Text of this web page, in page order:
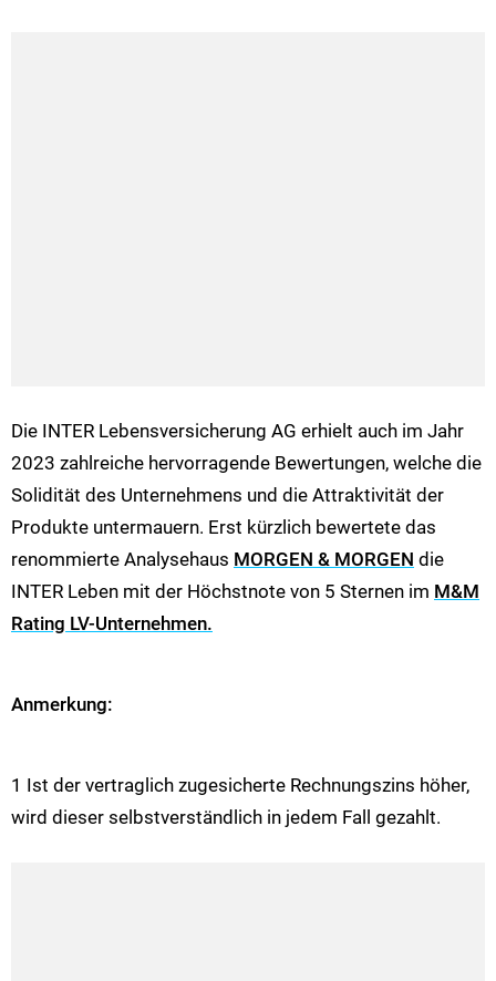
Die INTER Lebensversicherung AG erhielt auch im Jahr
2023 zahlreiche hervorragende Bewertungen, welche die
Solidität des Unternehmens und die Attraktivität der
Produkte untermauern. Erst kürzlich bewertete das
renommierte Analysehaus MORGEN & MORGEN die
INTER Leben mit der Höchstnote von 5 Sternen im M&M
Rating LV-Unternehmen.
Anmerkung:
1 Ist der vertraglich zugesicherte Rechnungszins höher,
wird dieser selbstverständlich in jedem Fall gezahlt.